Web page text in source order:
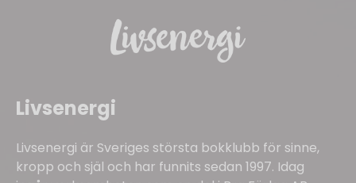
Livsenergi
Livsenergi är Sveriges största bokklubb för sinne,
kropp och själ och har funnits sedan 1997. Idag